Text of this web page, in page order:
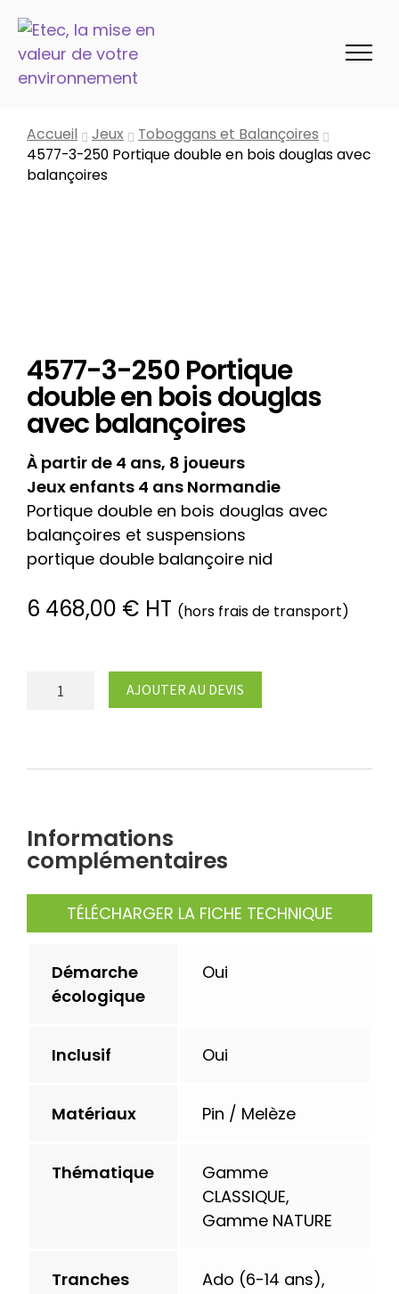
Accueil Jeux
Toboggans et Balançoires
4577-3-250 Portique double en bois douglas avec
balançoires
4577-3-250 Portique
double en bois douglas
avec balançoires
À partir de 4 ans, 8 joueurs
Jeux enfants 4 ans Normandie
Portique double en bois douglas avec
balançoires et suspensions
portique double balançoire nid
6 468,00 € HT (hors frais de transport)
quantité
double
en
bois
douglas
AJOUTER AU DEVIS
Informations
complémentaires
TÉLÉCHARGER LA FICHE TECHNIQUE
Démarche
écologique
Oui
Inclusif Oui
Matériaux Pin / Melèze
Thématique
Gamme
CLASSIQUE,
Gamme NATURE
Tranches
Ado (6-14 ans),